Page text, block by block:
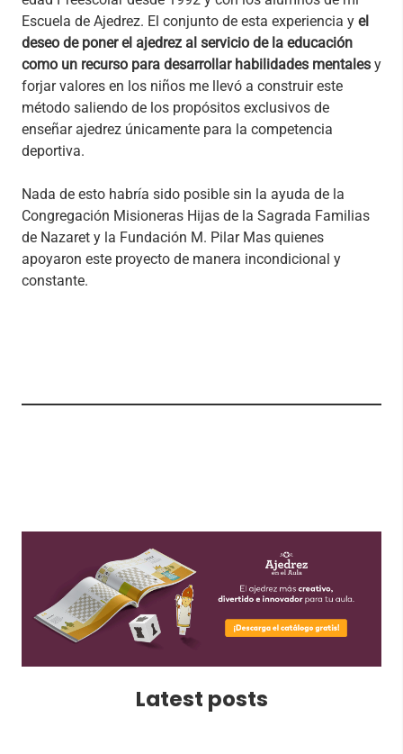
Escuela de Ajedrez. El conjunto de esta experiencia y el
deseo de poner el ajedrez al servicio de la educación
como un recurso para desarrollar habilidades mentales y
forjar valores en los niños me llevó a construir este
método saliendo de los propósitos exclusivos de
enseñar ajedrez únicamente para la competencia
deportiva.
Nada de esto habría sido posible sin la ayuda de la
Congregación Misioneras Hijas de la Sagrada Familias
de Nazaret y la Fundación M. Pilar Mas quienes
apoyaron este proyecto de manera incondicional y
constante.
Latest posts